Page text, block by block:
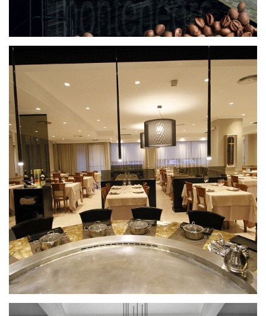
Restaurante Oriental